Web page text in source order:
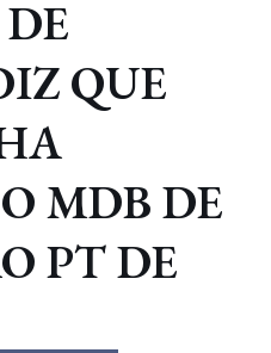
QUE
MDB DE
PT DE